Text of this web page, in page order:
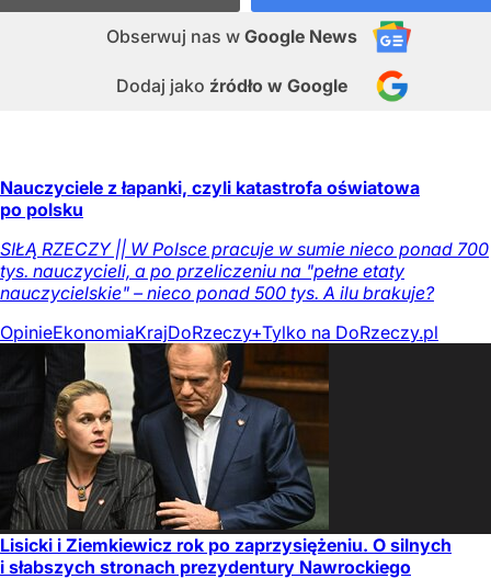
Obserwuj nas w Google News
Dodaj jako źródło w Google
Nauczyciele z łapanki, czyli katastrofa oświatowa
po polsku
SIŁĄ RZECZY || W Polsce pracuje w sumie nieco ponad 700
tys. nauczycieli, a po przeliczeniu na "pełne etaty
nauczycielskie" – nieco ponad 500 tys. A ilu brakuje?
OpinieEkonomiaKrajDoRzeczy+Tylko na DoRzeczy.pl
Lisicki i Ziemkiewicz rok po zaprzysiężeniu. O silnych
i słabszych stronach prezydentury Nawrockiego